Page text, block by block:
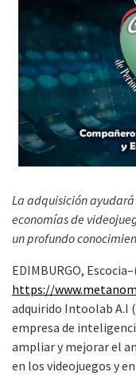
La adquisición
economías de
un profundo
EDIMBURGO,
https://
adquirido Intoolab A.I (
empresa de
ampliar y mejorar el
en los videojuegos y